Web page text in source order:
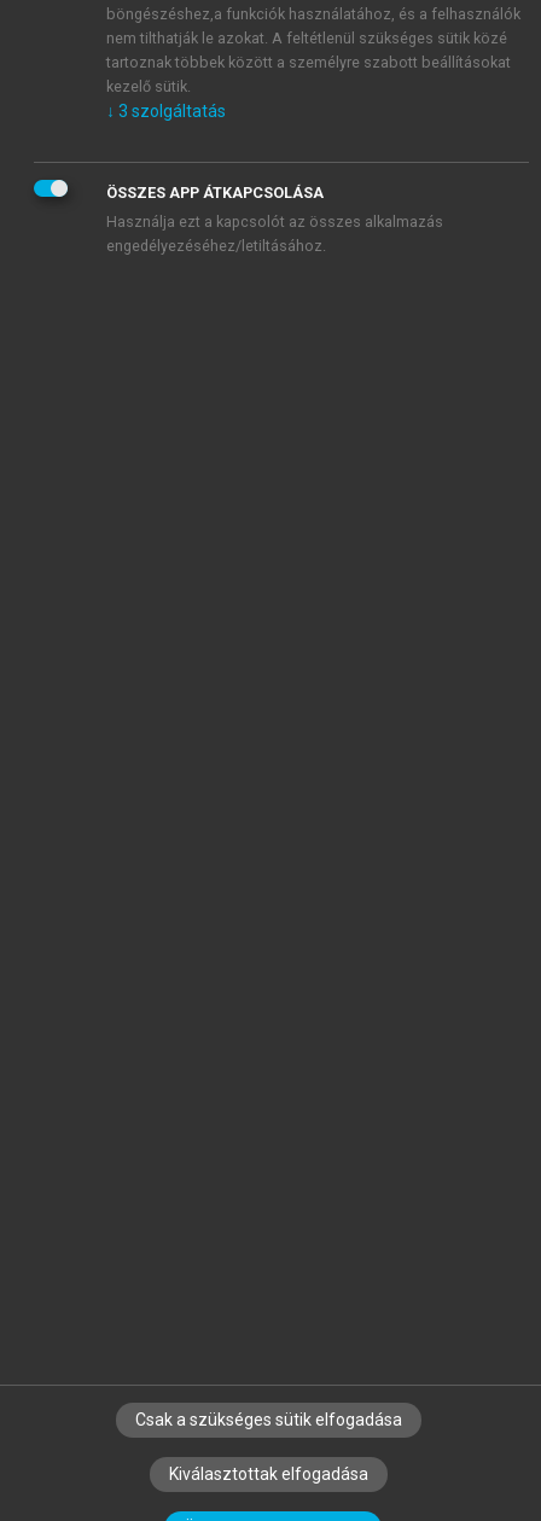
Általános vásárlási feltételeket, valamint a szotar.netés a
mersz.huoldalak licencszerződéseiben foglaltakat
tudomásul veszem és elfogadom.
KIPRÓBÁLOM
SZERZŐKNEK CÉGEKNEK KÖNYVTÁROSOKNAK
SZERKESZTÉSI ÉS LEKTORÁLÁSI ALAPELVEK
böngészéshez,a funkciók használatához, és a felhasználók
nem tilthatják le azokat. A feltétlenül szükséges sütik közé
tartoznak többek között a személyre szabott beállításokat
kezelő sütik.
↓ 3 szolgáltatás
ÖSSZES APP ÁTKAPCSOLÁSA
Használja ezt a kapcsolót az összes alkalmazás
engedélyezéséhez/letiltásához.
Csak a szükséges sütik elfogadása
Kiválasztottak elfogadása